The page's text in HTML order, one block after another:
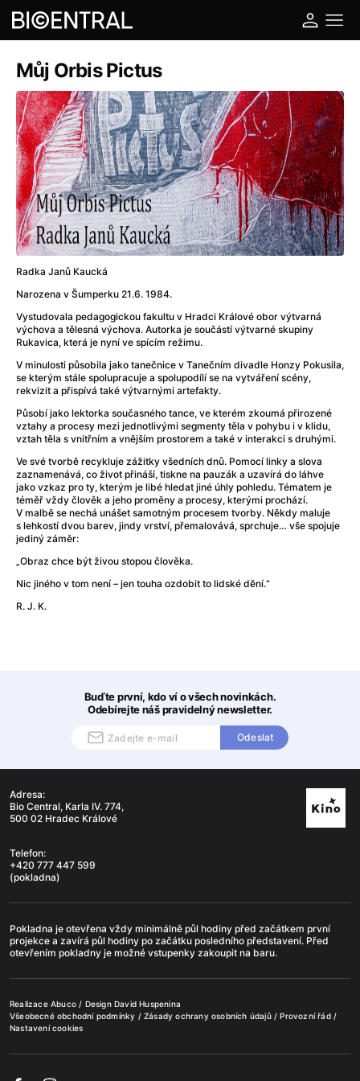
Můj Orbis Pictus
Radka Janů Kaucká
Narozena v Šumperku 21.6. 1984.
Vystudovala pedagogickou fakultu v Hradci Králové obor výtvarná
výchova a tělesná výchova. Autorka je součástí výtvarné skupiny
Rukavica, která je nyní ve spícím režimu.
V minulosti působila jako tanečnice v Tanečním divadle Honzy Pokusila,
se kterým stále spolupracuje a spolupodílí se na vytváření scény,
rekvizit a přispívá také výtvarnými artefakty.
Působí jako lektorka současného tance, ve kterém zkoumá přirozené
vztahy a procesy mezi jednotlivými segmenty těla v pohybu i v klidu,
vztah těla s vnitřním a vnějším prostorem a také v interakci s druhými.
Ve své tvorbě recykluje zážitky všedních dnů. Pomocí linky a slova
zaznamenává, co život přináší, tiskne na pauzák a uzavírá do láhve
jako vzkaz pro ty, kterým je libé hledat jiné úhly pohledu. Tématem je
téměř vždy člověk a jeho proměny a procesy, kterými prochází.
V malbě se nechá unášet samotným procesem tvorby. Někdy maluje
s lehkostí dvou barev, jindy vrství, přemalovává, sprchuje… vše spojuje
jediný záměr:
„Obraz chce být živou stopou člověka.
Nic jiného v tom není – jen touha ozdobit to lidské dění.“
R. J. K.
Buďte první, kdo ví o všech novinkách.
Odebírejte náš pravidelný newsletter.
Odeslat
Adresa:
Bio Central, Karla IV. 774,
500 02 Hradec Králové
Telefon:
+420 777 447 599
(pokladna)
Pokladna je otevřena vždy minimálně půl hodiny před začátkem první
projekce a zavírá půl hodiny po začátku posledního představení. Před
otevřením pokladny je možné vstupenky zakoupit na baru.
RealizaceAbuco / DesignDavid Huspenina
Všeobecné obchodní podmínky /Zásady ochrany osobních údajů/Provozní řád/
Nastavení cookies